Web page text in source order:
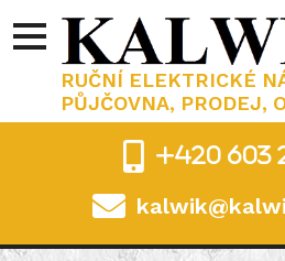
RUČNÍ ELEKTRICKÉ
PŮJČOVNA, PRODEJ,
+420 603